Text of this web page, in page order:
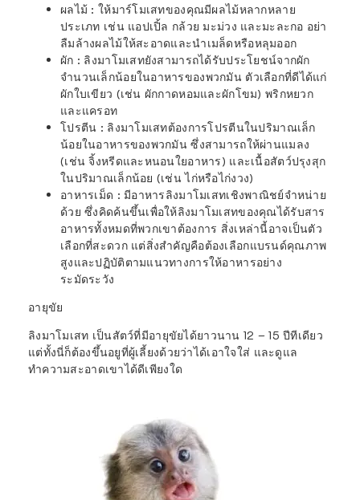
ผลไม้ : ให้มาร์โมเสทของคุณมีผลไม้หลากหลาย
ประเภท เช่น แอปเปิ้ล กล้วย มะม่วง และมะละกอ อย่า
ลืมล้างผลไม้ให้สะอาดและนำเมล็ดหรือหลุมออก
ผัก : ลิงมาโมเสทยังสามารถได้รับประโยชน์จากผัก
จำนวนเล็กน้อยในอาหารของพวกมัน ตัวเลือกที่ดีได้แก่
ผักใบเขียว (เช่น ผักกาดหอมและผักโขม) พริกหยวก
และแครอท
โปรตีน : ลิงมาโมเสทต้องการโปรตีนในปริมาณเล็ก
น้อยในอาหารของพวกมัน ซึ่งสามารถให้ผ่านแมลง
(เช่นจิ้งหรีดและหนอนใยอาหาร) และเนื้อสัตว์ปรุงสุก
ในปริมาณเล็กน้อย (เช่น ไก่หรือไก่งวง)
อาหารเม็ด : มีอาหารลิงมาโมเสทเชิงพาณิชย์จำหน่าย
ด้วย ซึ่งคิดค้นขึ้นเพื่อให้ลิงมาโมเสทของคุณได้รับสาร
อาหารทั้งหมดที่พวกเขาต้องการ สิ่งเหล่านี้อาจเป็นตัว
เลือกที่สะดวก แต่สิ่งสำคัญคือต้องเลือกแบรนด์คุณภาพ
สูงและปฏิบัติตามแนวทางการให้อาหารอย่าง
ระมัดระวัง
อายุขัย
ลิงมาโมเสท เป็นสัตว์ที่มีอายุขัยได้ยาวนาน 12 – 15 ปีทีเดียว
แต่ทั้งนี่ก็ต้องขึ้นอยูที่ผู้เลี้ยงด้วยว่าได้เอาใจใส่ และดูแล
ทำความสะอาดเขาได้ดีเพียงใด